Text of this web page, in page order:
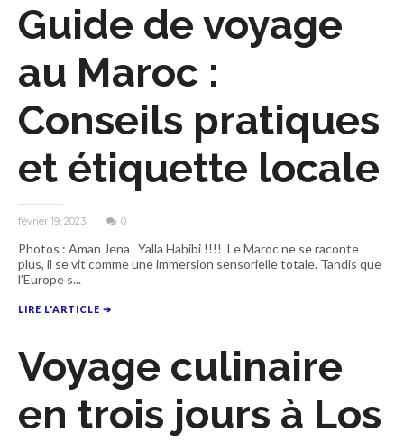
Guide de voyage
au Maroc :
Conseils pratiques
et étiquette locale
février 19, 2023 0
Photos : Aman Jena Yalla Habibi !!!! Le Maroc ne se raconte
plus, il se vit comme une immersion sensorielle totale. Tandis que
l’Europe s...
LIRE L'ARTICLE ➔
Voyage culinaire
en trois jours à Los